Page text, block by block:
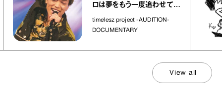
ロは夢をもう一度追わせてく
れた場所」
timelesz project -AUDITION-
DOCUMENTARY
View all